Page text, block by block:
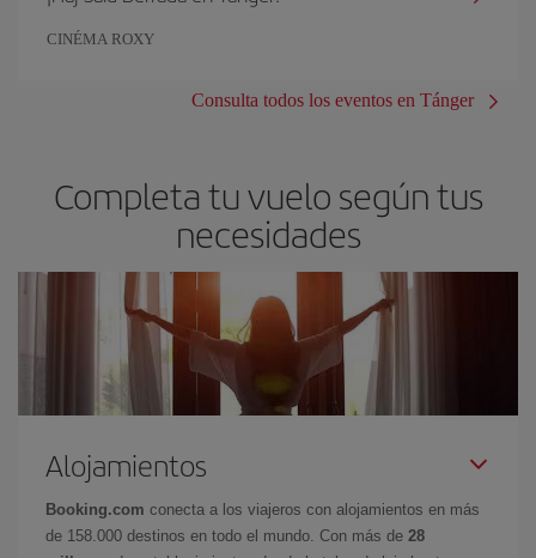
CINÉMA ROXY
Consulta todos los eventos en Tánger
Completa tu vuelo según tus
necesidades
Alojamientos
Booking.com conecta a los viajeros con alojamientos en más
de 158.000 destinos en todo el mundo. Con más de 28